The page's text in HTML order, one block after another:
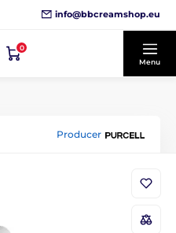
info@bbcreamshop.eu
0
Menu
Producer